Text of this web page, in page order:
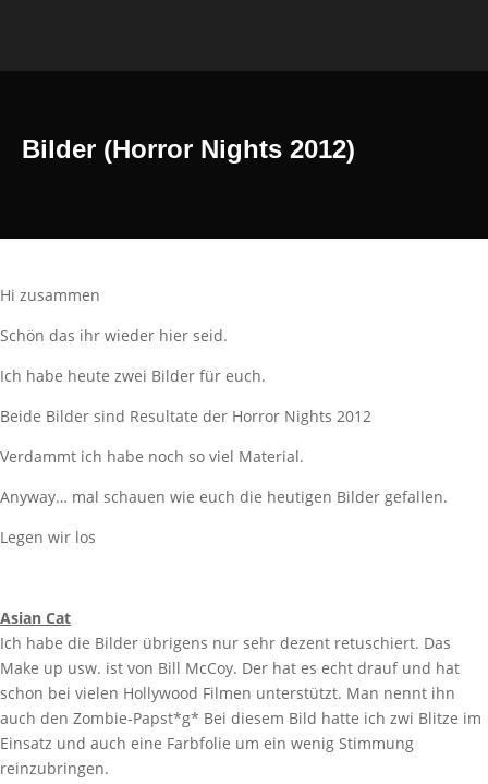
Bilder (Horror Nights 2012)
Hi zusammen
Schön das ihr wieder hier seid.
Ich habe heute zwei Bilder für euch.
Beide Bilder sind Resultate der Horror Nights 2012
Verdammt ich habe noch so viel Material.
Anyway… mal schauen wie euch die heutigen Bilder gefallen.
Legen wir los
Asian Cat
Ich habe die Bilder übrigens nur sehr dezent retuschiert. Das
Make up usw. ist von Bill McCoy. Der hat es echt drauf und hat
schon bei vielen Hollywood Filmen unterstützt. Man nennt ihn
auch den Zombie-Papst*g* Bei diesem Bild hatte ich zwi Blitze im
Einsatz und auch eine Farbfolie um ein wenig Stimmung
reinzubringen.